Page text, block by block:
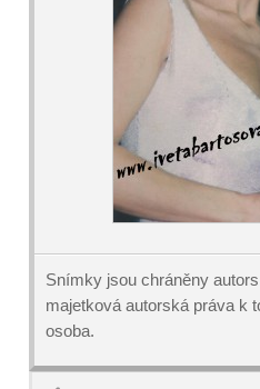
Snímky jsou chráněny
majetková autorská práva k
osoba.